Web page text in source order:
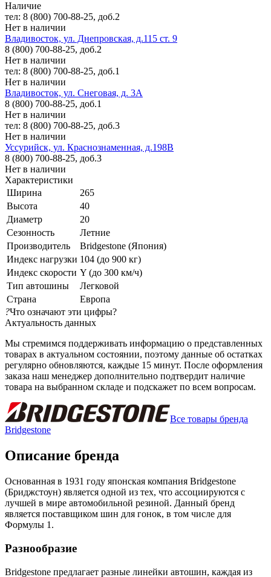
Наличие
тел: 8 (800) 700-88-25, доб.2
Нет в наличии
Владивосток, ул. Днепровская, д.115 ст. 9
8 (800) 700-88-25, доб.2
Нет в наличии
тел: 8 (800) 700-88-25, доб.1
Нет в наличии
Владивосток, ул. Снеговая, д. 3А
8 (800) 700-88-25, доб.1
Нет в наличии
тел: 8 (800) 700-88-25, доб.3
Нет в наличии
Уссурийск, ул. Краснознаменная, д.198В
8 (800) 700-88-25, доб.3
Нет в наличии
Характеристики
Ширина
265
Высота
40
Диаметр
20
Сезонность
Летние
Производитель
Bridgestone (Япония)
Индекс нагрузки 104 (до 900 кг)
Индекс скорости Y (до 300 км/ч)
Тип автошины
Легковой
Страна
Европа
?Что означают эти цифры?
Актуальность данных
Мы стремимся поддерживать информацию о представленных
товарах в актуальном состоянии, поэтому данные об остатках
регулярно обновляются, каждые 15 минут. После оформления
заказа наш менеджер дополнительно подтвердит наличие
товара на выбранном складе и подскажет по всем вопросам.
Все товары бренда
Bridgestone
Описание бренда
Основанная в 1931 году японская компания Bridgestone
(Бриджстоун) является одной из тех, что ассоциируются с
лучшей в мире автомобильной резиной. Данный бренд
является поставщиком шин для гонок, в том числе для
Формулы 1.
Разнообразие
Bridgestone предлагает разные линейки автошин, каждая из